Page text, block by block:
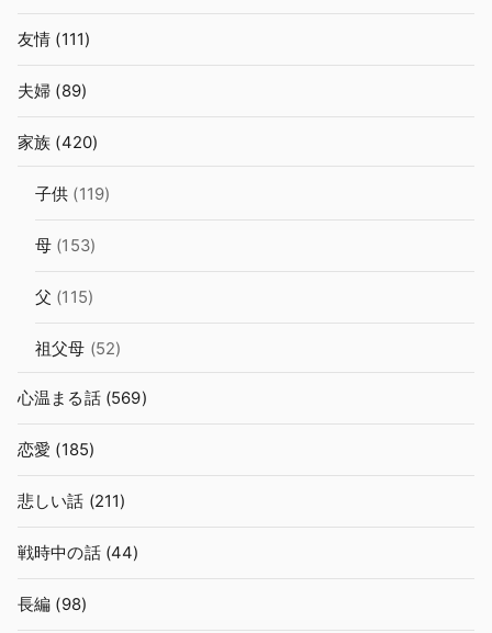
友情 (111)
夫婦 (89)
家族 (420)
子供 (119)
母 (153)
父 (115)
祖父母 (52)
心温まる話(569)
恋愛 (185)
悲しい話 (211)
戦時中の話(44)
長編 (98)